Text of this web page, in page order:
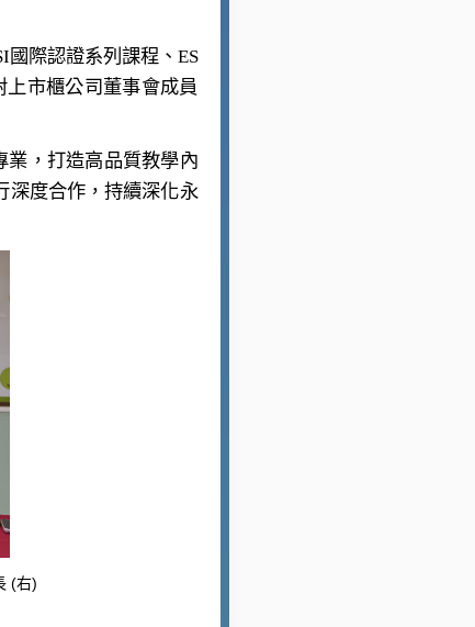
際認證系列課程、ES
市櫃公司董事會成員
業，打造高品質教學內
深度合作，持續深化永
(右)